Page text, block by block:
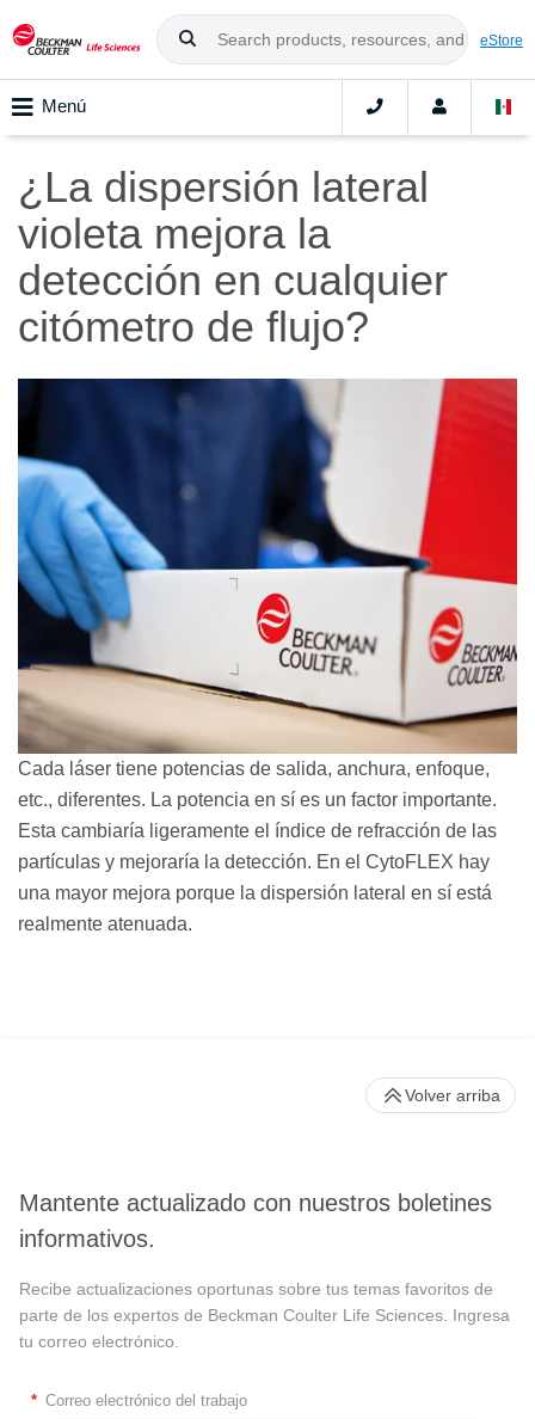
eStore
Menú
¿La dispersión lateral
violeta mejora la
detección en cualquier
citómetro de flujo?
Cada láser tiene potencias de salida, anchura, enfoque,
etc., diferentes. La potencia en sí es un factor importante.
Esta cambiaría ligeramente el índice de refracción de las
partículas y mejoraría la detección. En el CytoFLEX hay
una mayor mejora porque la dispersión lateral en sí está
realmente atenuada.
Mantente actualizado con nuestros boletines
informativos.
Recibe actualizaciones oportunas sobre tus temas favoritos de
parte de los expertos de Beckman Coulter Life Sciences. Ingresa
tu correo electrónico.
* Correo electrónico del trabajo
Volver arriba